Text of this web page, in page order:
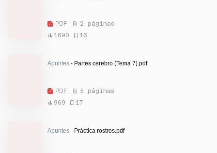
PDF
2 páginas
1690
16
Apuntes - Partes cerebro (Tema 7).pdf
PDF
5 páginas
969
17
Apuntes - Práctica rostros.pdf